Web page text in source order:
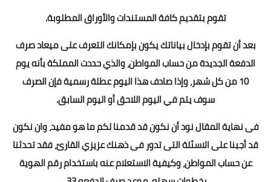
تقوم بتقديم كافة المستندات والأوراق المطلوبة.
بعد أن تقوم بإدخال بياناتك يكون بإمكانك التعرف على ميعاد صرف
الدفعة الجديدة من حساب المواطن، والذي حددت المملكة بأنه يوم
10 من كل شهر، وإذا صادف هذا اليوم عطلة رسمية فإن الصرف
سوف يتم في اليوم اللاحق أو اليوم السابق.
فى نهاية المقال نود أن نكون قد قدمنا لكم ما هو مفيد، وان نكون
قد أجبنا على الاسئلة التى تدور فى ذهنك عزيزي القارئ، فقد تحدثنا
عن حساب المواطن، وكيفية الاستعلام عنه باستخدام رقم الهوية